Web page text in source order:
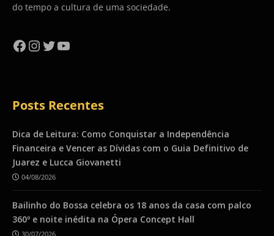
do tempo a cultura de uma sociedade.
Facebook
Instagram
Twitter
YouTube
Posts Recentes
Dica de Leitura: Como Conquistar a Independência
Financeira e Vencer as Dívidas com o Guia Definitivo de
Juarez e Lucca Giovanetti
04/08/2026
Bailinho do Bossa celebra os 18 anos da casa com palco
360º e noite inédita na Ópera Concept Hall
30/07/2026